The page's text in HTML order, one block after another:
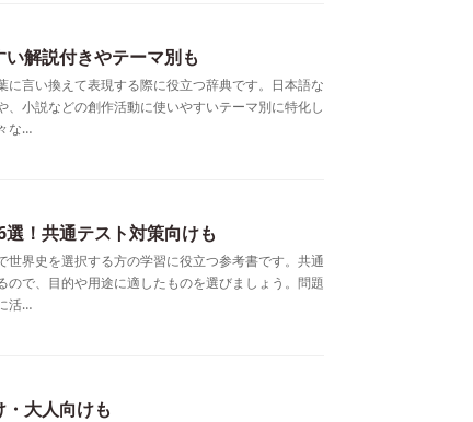
解説付きやテーマ別も
言い換えて表現する際に役立つ辞典です。日本語な
小説などの創作活動に使いやすいテーマ別に特化し
な…
！共通テスト対策向けも
界史を選択する方の学習に役立つ参考書です。共通
で、目的や用途に適したものを選びましょう。問題
活…
大人向けも